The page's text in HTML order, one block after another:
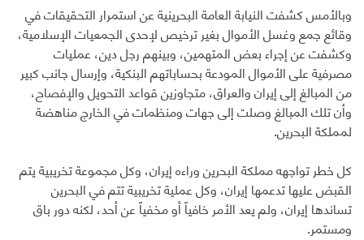
وبالأمس كشفت النيابة العامة البحرينية عن استمرار التحقيقات في
وقائع جمع وغسل الأموال بغير ترخيص لإحدى الجمعيات الإسلامية،
وكشفت عن إجراء بعض المتهمين، وبينهم رجل دين، عمليات
مصرفية على الأموال المودعة بحساباتهم البنكية، وإرسال جانب كبير
من المبالغ إلى إيران والعراق، متجاوزين قواعد التحويل والإفصاح،
وأن تلك المبالغ وصلت إلى جهات ومنظمات في الخارج مناهضة
لمملكة البحرين.
كل خطر تواجهه مملكة البحرين وراءه إيران، وكل مجموعة تخريبية يتم
القبض عليها تدعمها إيران، وكل عملية تخريبية تتم في البحرين
تساندها إيران، ولم يعد الأمر خافياً أو مخفياً عن أحد، لكنه دور باق
ومستمر.